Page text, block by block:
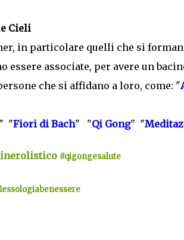
Cieli
in particolare quelli che si
essere associate, per avere un
che si affidano a loro, come: "
"Fiori di Bach" "Qi Gong" "
#qigongesalute